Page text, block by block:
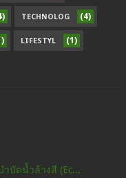
TECHNOLOG (4)
LIFESTYL (1)
ำบัดน้ำล้างสี (Ec...